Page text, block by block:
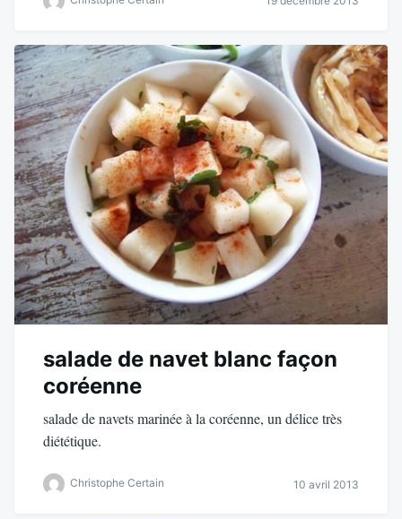
salade de navet blanc façon
coréenne
salade de navets marinée à la coréenne, un délice très
diététique.
Christophe Certain 10 avril 2013